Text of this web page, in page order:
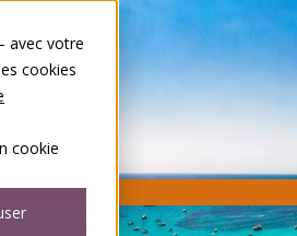
avec votre
cookies
cookie